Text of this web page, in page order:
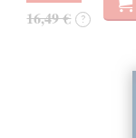
16,49 € ?